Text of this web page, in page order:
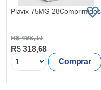
Plavix 75MG 28Comprimidos
R$ 498,10
R$ 318,68
Comprar